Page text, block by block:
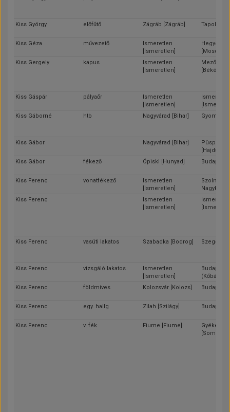
Kiss György előfűtő Zágráb [Zágráb] Tapolca
Kiss Géza művezető
Ismeretlen
[Ismeretlen]
[Moson]
Kiss Gergely
kapus
Ismeretlen
[Ismeretlen]
[Békés]
Kiss Gáspár pályaőr
Ismeretlen
[Ismeretlen]
Kiss Gáborné
htb Nagyvárad [Bihar] Gyoma
Kiss Gábor Nagyvárad [Bihar]
[Hajdú]
Kiss Gábor
fékező Ópiski [Hunyad] Budapest
Kiss Ferenc vonatfékező
Ismeretlen
[Ismeretlen]
Szolnok
Nagykun-
Kiss Ferenc
Ismeretlen
[Ismeretlen]
Kiss Ferenc vasúti lakatos Szabadka [Bodrog] Szeged
Kiss Ferenc vizsgáló lakatos
Ismeretlen
[Ismeretlen]
Budapest
(Kőbánya)
Kiss Ferenc
földmíves Kolozsvár [Kolozs] Budapest
Kiss Ferenc egy. hallg Zilah [Szilágy] Budapest
Kiss Ferenc v. fék Fiume [Fiume]
[Somogy]